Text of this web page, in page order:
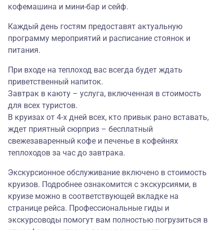
кофемашина и мини-бар и сейф.
Каждый день гостям предоставят актуальную
программу мероприятий и расписание стоянок и
питания.
При входе на теплоход вас всегда будет ждать
приветственный напиток.
Завтрак в каюту – услуга, включенная в стоимость
для всех туристов.
В круизах от 4-х дней всех, кто привык рано вставать,
ждет приятный сюрприз – бесплатный
свежезаваренный кофе и печенье в кофейнях
теплоходов за час до завтрака.
Экскурсионное обслуживание включено в стоимость
круизов. Подробнее ознакомится с экскурсиями, в
круизе можно в соответствующей вкладке на
странице рейса. Профессиональные гиды и
экскурсоводы помогут вам полностью погрузиться в